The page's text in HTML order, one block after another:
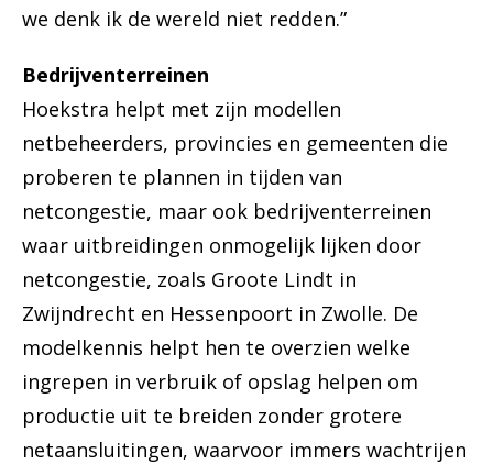
we denk ik de wereld niet redden.”
Bedrijventerreinen
Hoekstra helpt met zijn modellen
netbeheerders, provincies en gemeenten die
proberen te plannen in tijden van
netcongestie, maar ook bedrijventerreinen
waar uitbreidingen onmogelijk lijken door
netcongestie, zoals Groote Lindt in
Zwijndrecht en Hessenpoort in Zwolle. De
modelkennis helpt hen te overzien welke
ingrepen in verbruik of opslag helpen om
productie uit te breiden zonder grotere
netaansluitingen, waarvoor immers wachtrijen